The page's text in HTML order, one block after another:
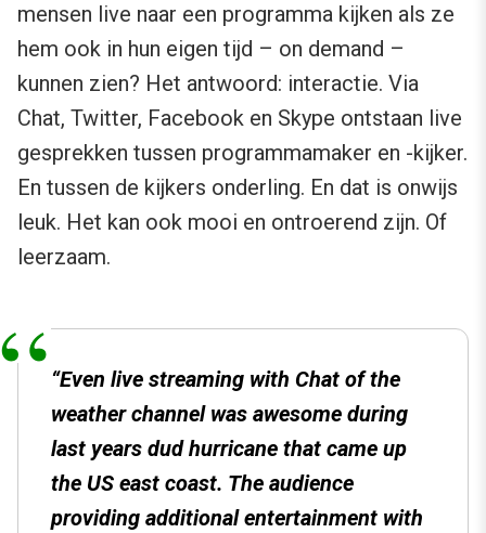
mensen live naar een programma kijken als ze
hem ook in hun eigen tijd – on demand –
kunnen zien? Het antwoord: interactie. Via
Chat, Twitter, Facebook en Skype ontstaan live
gesprekken tussen programmamaker en -kijker.
En tussen de kijkers onderling. En dat is onwijs
leuk. Het kan ook mooi en ontroerend zijn. Of
leerzaam.
“Even live streaming with Chat of the
weather channel was awesome during
last years dud hurricane that came up
the US east coast. The audience
providing additional entertainment with